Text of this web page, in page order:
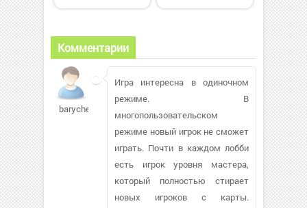
Комментарии
barychev826
Игра интересна в одиночном
режиме. В
многопользовательском
режиме новый игрок не сможет
играть. Почти в каждом лобби
есть игрок уровня мастера,
который полностью стирает
новых игроков с карты.